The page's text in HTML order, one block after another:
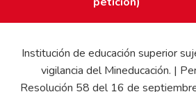
Institución de educación superior
vigilancia del Mineducación. |
Resolución 58 del 16 de